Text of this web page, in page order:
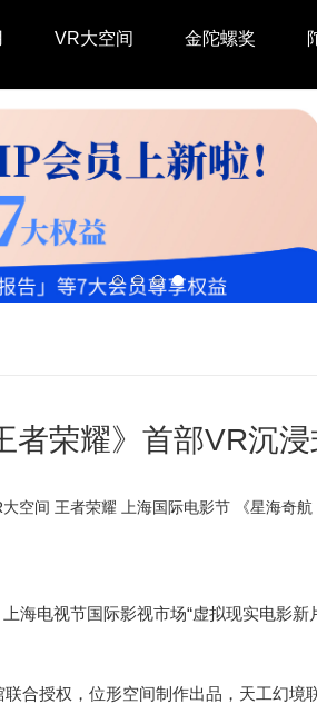
VR大空间 金陀螺奖
者荣耀》首部VR沉
大空间 王者荣耀 上海国际电影节 《星海奇
海电视节国际影视市场“虚拟现实电影新
合授权，位形空间制作出品，天工幻境